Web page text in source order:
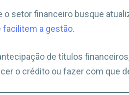
o setor financeiro busque
facilitem a gestão.
de títulos
o crédito ou fazer com que